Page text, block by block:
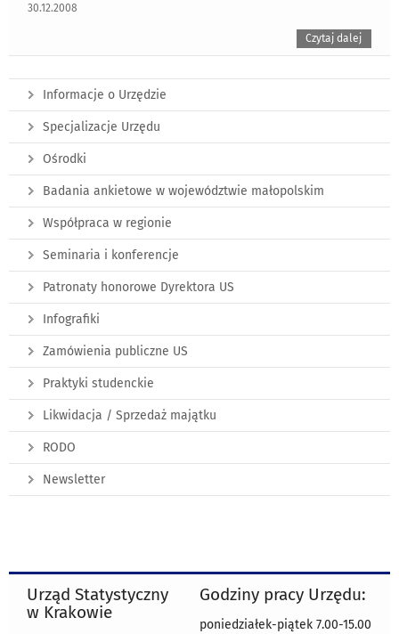
30.12.2008
Czytaj dalej
Informacje o Urzędzie
Specjalizacje Urzędu
Ośrodki
Badania ankietowe w województwie małopolskim
Współpraca w regionie
Seminaria i konferencje
Patronaty honorowe Dyrektora US
Infografiki
Zamówienia publiczne US
Praktyki studenckie
Likwidacja / Sprzedaż majątku
RODO
Newsletter
Urząd Statystyczny
w Krakowie
Godziny pracy Urzędu:
poniedziałek-piątek 7.00-15.00